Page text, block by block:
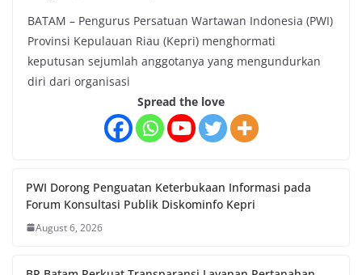
BATAM – Pengurus Persatuan Wartawan Indonesia (PWI)
Provinsi Kepulauan Riau (Kepri) menghormati
keputusan sejumlah anggotanya yang mengundurkan
diri dari organisasi
Spread the love
PWI Dorong Penguatan Keterbukaan Informasi pada
Forum Konsultasi Publik Diskominfo Kepri
August 6, 2026